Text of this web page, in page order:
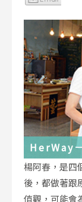
楊阿春，是四
後，都做著跟
值觀，可能會